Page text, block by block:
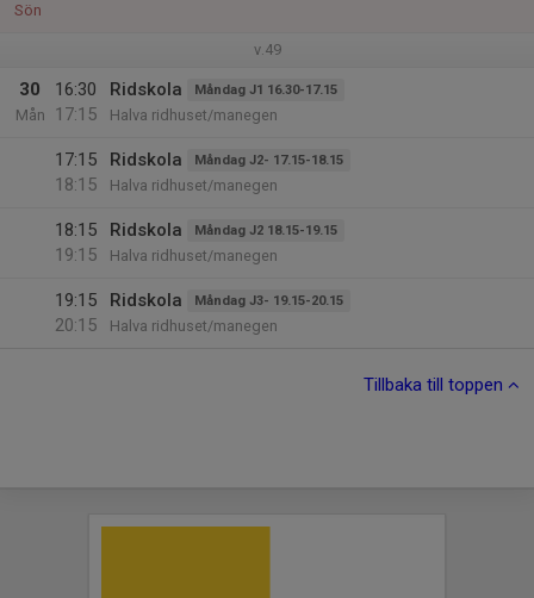
Sön
v.49
30
Mån
16:30
17:15
Ridskola Måndag J1 16.30-17.15
Halva ridhuset/manegen
17:15
18:15
Ridskola Måndag J2- 17.15-18.15
Halva ridhuset/manegen
18:15
19:15
Ridskola Måndag J2 18.15-19.15
Halva ridhuset/manegen
19:15
20:15
Ridskola Måndag J3- 19.15-20.15
Halva ridhuset/manegen
Tillbaka till toppen